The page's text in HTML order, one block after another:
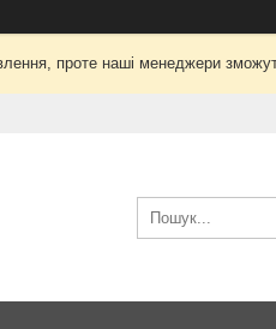
проте наші менеджери